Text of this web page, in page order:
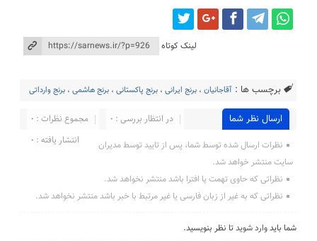
لینک کوتاه
برچسب ها : آقاجانیان ،برنج ایرانی ،برنج پاکستانی ،برنج هاشمی ،برنج وارداتی
ارسال نظر شما مجموع نظرات : 0
در انتظار بررسی : 0
انتشار یافته : 0
نظرات ارسال شده توسط شما، پس از تایید توسط مدیران
سایت منتشر خواهد شد.
نظراتی که حاوی تهمت یا افترا باشد منتشر نخواهد شد.
نظراتی که به غیر از زبان فارسی یا غیر مرتبط با خبر باشد منتشر نخواهد شد.
شما بایدوارد شویدتا نظر بنویسید.